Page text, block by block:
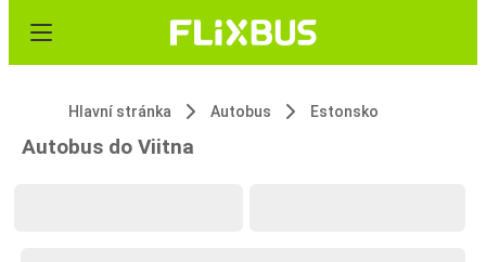
Hlavní stránka Autobus Estonsko
Autobus do Viitna